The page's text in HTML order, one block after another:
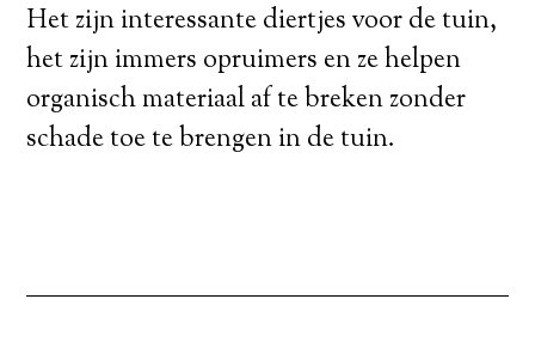
Het zijn interessante diertjes voor de tuin,
het zijn immers opruimers en ze helpen
organisch materiaal af te breken zonder
schade toe te brengen in de tuin.